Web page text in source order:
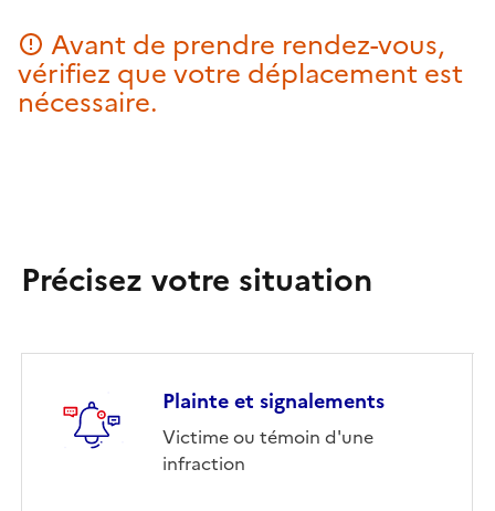
Avant de prendre rendez-vous,
vérifiez que votre déplacement est
nécessaire.
Précisez votre situation
Plainte et signalements
Victime ou témoin d'une
infraction